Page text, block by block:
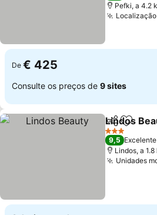
Pefki, a 4.2
De € 425
Consulte os preços de 9 sites
Partilhar
Lindos
3 Estrelas
9,5 Excelente
Lindos, a
Unidades